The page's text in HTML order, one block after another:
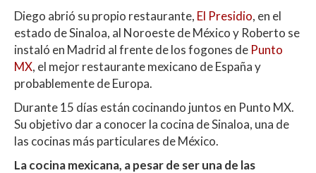
Diego abrió su propio restaurante, El Presidio, en el
estado de Sinaloa, al Noroeste de México y Roberto se
instaló en Madrid al frente de los fogones de Punto
MX, el mejor restaurante mexicano de España y
probablemente de Europa.
Durante 15 días están cocinando juntos en Punto MX.
Su objetivo dar a conocer la cocina de Sinaloa, una de
las cocinas más particulares de México.
La cocina mexicana, a pesar de ser una de las